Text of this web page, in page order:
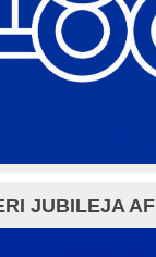
JUBILEJA AF